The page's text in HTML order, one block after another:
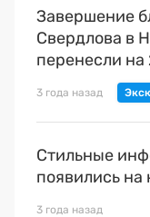
Завершение
Свердлова в
перенесли на
3 года назад
Стильные
появились
3 года назад